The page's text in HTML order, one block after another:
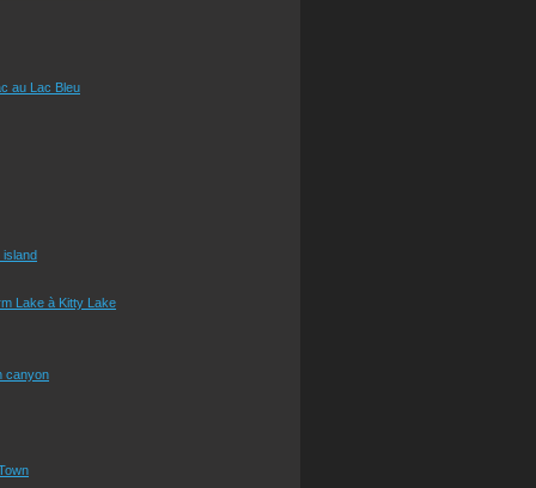
au Lac Bleu
island
Lake à Kitty Lake
canyon